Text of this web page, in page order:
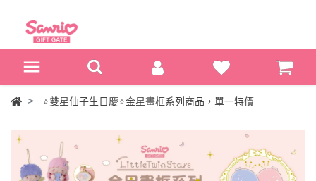
⭐雙星仙子生日慶⭐金星畫框系列商品，單一特價